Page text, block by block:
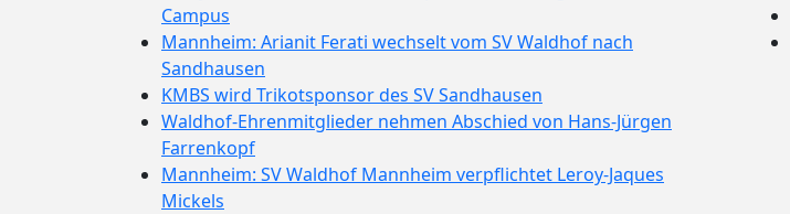
Campus
Mannheim: Arianit Ferati wechselt vom SV Waldhof nach
Sandhausen
KMBS wird Trikotsponsor des SV Sandhausen
Waldhof-Ehrenmitglieder nehmen Abschied von Hans-Jürgen
Farrenkopf
Mannheim: SV Waldhof Mannheim verpflichtet Leroy-Jaques
Mickels